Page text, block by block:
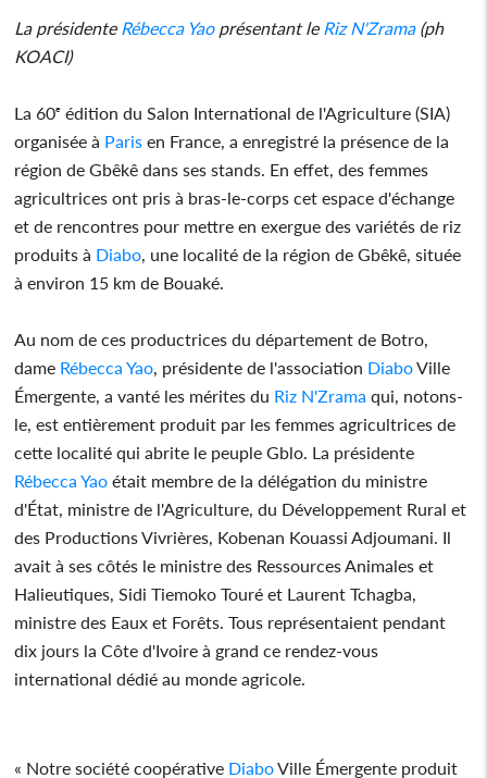
La présidenteRébecca Yaoprésentant leRiz N'Zrama(ph
KOACI)
La 60ᵉ édition du Salon International de l'Agriculture (SIA)
organisée à Paris en France, a enregistré la présence de la
région de Gbêkê dans ses stands. En effet, des femmes
agricultrices ont pris à bras-le-corps cet espace d'échange
et de rencontres pour mettre en exergue des variétés de riz
produits à Diabo , une localité de la région de Gbêkê, située
à environ 15 km de Bouaké.
Au nom de ces productrices du département de Botro,
dame Rébecca Yao , présidente de l'association DiaboVille
Émergente, a vanté les mérites du Riz N'Zrama qui, notons-
le, est entièrement produit par les femmes agricultrices de
cette localité qui abrite le peuple Gblo. La présidente
Rébecca Yao était membre de la délégation du ministre
d'État, ministre de l'Agriculture, du Développement Rural et
des Productions Vivrières, Kobenan Kouassi Adjoumani. Il
avait à ses côtés le ministre des Ressources Animales et
Halieutiques, Sidi Tiemoko Touré et Laurent Tchagba,
ministre des Eaux et Forêts. Tous représentaient pendant
dix jours la Côte d'Ivoire à grand ce rendez-vous
international dédié au monde agricole.
« Notre société coopérative DiaboVille Émergente produit